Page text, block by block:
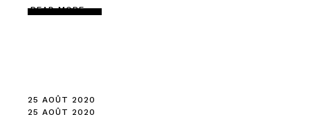
READ MORE
25 AOÛT 2020
25 AOÛT 2020